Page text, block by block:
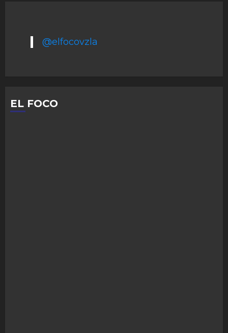
@elfocovzla
EL FOCO